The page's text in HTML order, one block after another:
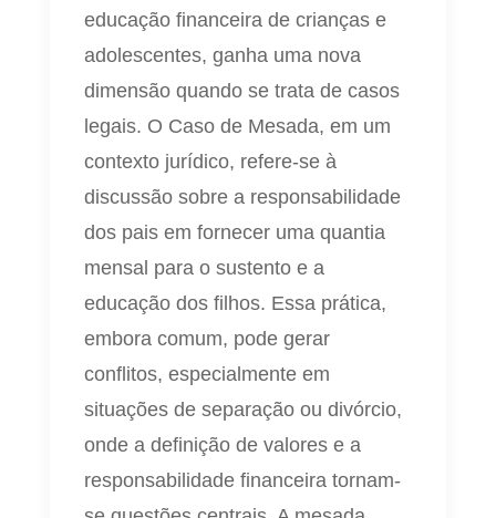
educação financeira de crianças e
adolescentes, ganha uma nova
dimensão quando se trata de casos
legais. O Caso de Mesada, em um
contexto jurídico, refere-se à
discussão sobre a responsabilidade
dos pais em fornecer uma quantia
mensal para o sustento e a
educação dos filhos. Essa prática,
embora comum, pode gerar
conflitos, especialmente em
situações de separação ou divórcio,
onde a definição de valores e a
responsabilidade financeira tornam-